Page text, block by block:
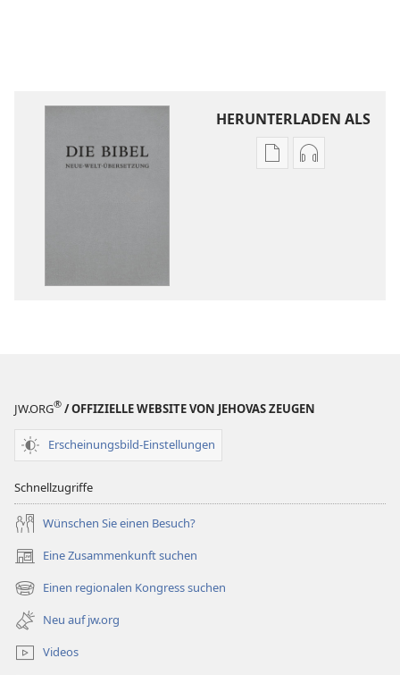
HERUNTERLADEN ALS
JW.ORG® / OFFIZIELLE WEBSITE VON JEHOVAS ZEUGEN
Erscheinungsbild-Einstellungen
Schnellzugriffe
Wünschen Sie einen Besuch?
Eine Zusammenkunft suchen
(öffnet
neues
Fenster)
Einen regionalen Kongress suchen
(öffnet
neues
Fenster)
Neu auf jw.org
Videos